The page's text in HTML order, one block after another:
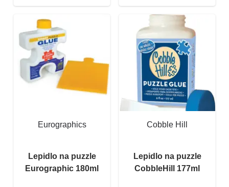
Eurographics
Lepidlo na puzzle
Eurographic 180ml
Cobble Hill
Lepidlo na puzzle
CobbleHill 177ml